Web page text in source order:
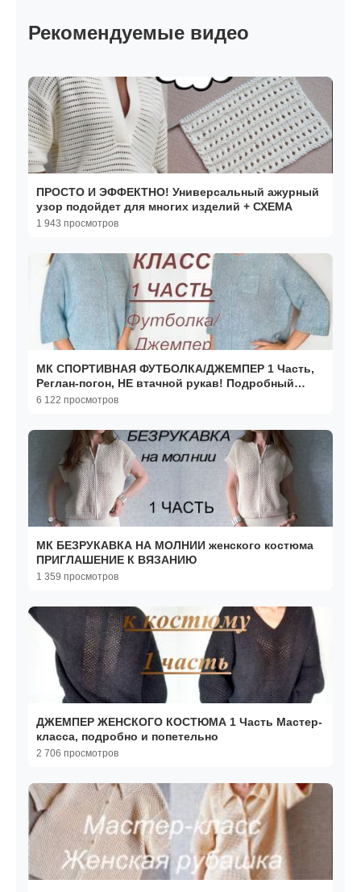
Рекомендуемые видео
ПРОСТО И ЭФФЕКТНО! Универсальный ажурный
узор подойдет для многих изделий + СХЕМА
1 943 просмотров
МК СПОРТИВНАЯ ФУТБОЛКА/ДЖЕМПЕР 1 Часть,
Реглан-погон, НЕ втачной рукав! Подробный
мастер-класс.
6 122 просмотров
МК БЕЗРУКАВКА НА МОЛНИИ женского костюма
ПРИГЛАШЕНИЕ К ВЯЗАНИЮ
1 359 просмотров
ДЖЕМПЕР ЖЕНСКОГО КОСТЮМА 1 Часть Мастер-
класса, подробно и попетельно
2 706 просмотров